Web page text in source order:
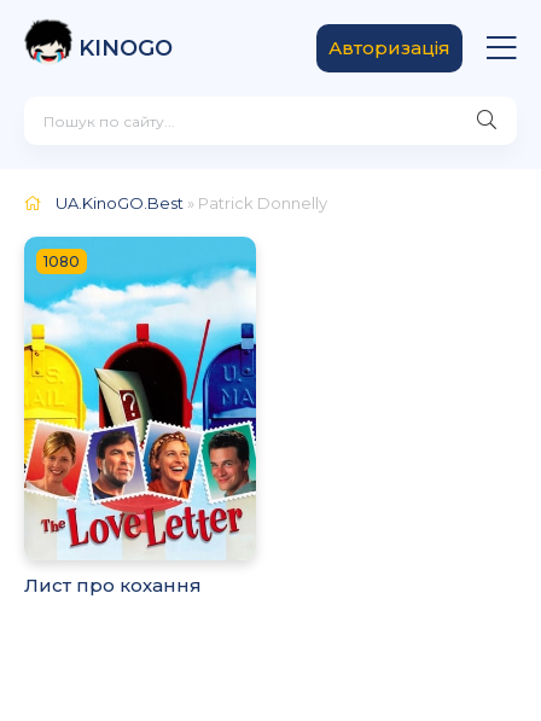
KINOGO Авторизація
UA.KinoGO.Best » Patrick Donnelly
1080
Лист про кохання